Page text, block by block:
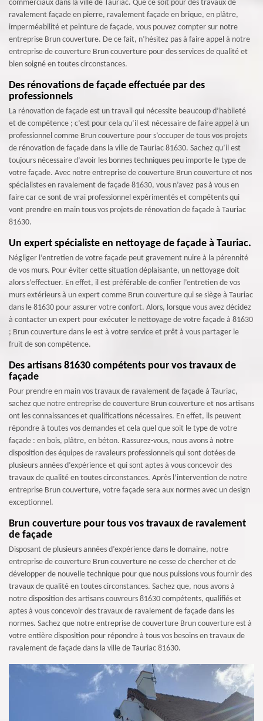
commerciaux dans la ville de Tauriac. Que ce soit pour des travaux de
ravalement façade en pierre, ravalement façade en brique, en plâtre,
imperméabilité et peinture de façade, vous pouvez compter sur notre
entreprise Brun couverture. De ce fait, n’hésitez pas à faire appel à notre
entreprise de couverture Brun couverture pour des services de qualité et
bien soigné en toutes circonstances.
Des rénovations de façade effectuée par des
professionnels
La rénovation de façade est un travail qui nécessite beaucoup d’habileté
et de compétence ; c’est pour cela qu’il est nécessaire de faire appel à un
professionnel comme Brun couverture pour s’occuper de tous vos projets
de rénovation de façade dans la ville de Tauriac 81630. Sachez qu’il est
toujours nécessaire d’avoir les bonnes techniques peu importe le type de
votre façade. Avec notre entreprise de couverture Brun couverture et nos
spécialistes en ravalement de façade 81630, vous n’avez pas à vous en
faire car ce sont de vrai professionnel expérimentés et compétents qui
vont prendre en main tous vos projets de rénovation de façade à Tauriac
81630.
Un expert spécialiste en nettoyage de façade à Tauriac.
Négliger l’entretien de votre façade peut gravement nuire à la pérennité
de vos murs. Pour éviter cette situation déplaisante, un nettoyage doit
alors s’effectuer. En effet, il est préférable de confier l’entretien de vos
murs extérieurs à un expert comme Brun couverture qui se siège à Tauriac
dans le 81630 pour assurer votre confort. Alors, lorsque vous avez décidez
à contacter un expert pour exécuter le nettoyage de votre façade à 81630
; Brun couverture dans le est à votre service et prêt à vous partager le
fruit de son compétence.
Des artisans 81630 compétents pour vos travaux de
façade
Pour prendre en main vos travaux de ravalement de façade à Tauriac,
sachez que notre entreprise de couverture Brun couverture et nos artisans
ont les connaissances et qualifications nécessaires. En effet, ils peuvent
répondre à toutes vos demandes et cela quel que soit le type de votre
façade : en bois, plâtre, en béton. Rassurez-vous, nous avons à notre
disposition des équipes de ravaleurs professionnels qui sont dotées de
plusieurs années d’expérience et qui sont aptes à vous concevoir des
travaux de qualité en toutes circonstances. Après l’intervention de notre
entreprise Brun couverture, votre façade sera aux normes avec un design
exceptionnel.
Brun couverture pour tous vos travaux de ravalement
de façade
Disposant de plusieurs années d’expérience dans le domaine, notre
entreprise de couverture Brun couverture ne cesse de chercher et de
développer de nouvelle technique pour que nous puissions vous fournir des
travaux de qualité en toutes circonstances. Sachez que, nous avons à
notre disposition des artisans couvreurs 81630 compétents, qualifiés et
aptes à vous concevoir des travaux de ravalement de façade dans les
normes. Sachez que notre entreprise de couverture Brun couverture est à
votre entière disposition pour répondre à tous vos besoins en travaux de
ravalement de façade dans la ville de Tauriac 81630.